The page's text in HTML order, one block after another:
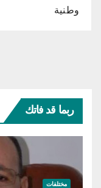
وطنية
ربما قد فاتك
مختلفات